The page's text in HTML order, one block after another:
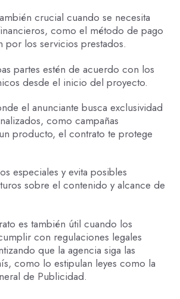
crucial cuando se necesita
como el método de pago
por los servicios prestados.
partes estén de acuerdo con los
desde el inicio del proyecto.
el anunciante busca exclusividad
como campañas
producto, el contrato te protege
especiales y evita posibles
sobre el contenido y alcance de
es también útil cuando los
con regulaciones legales
que la agencia siga las
como lo estipulan leyes como la
de Publicidad.